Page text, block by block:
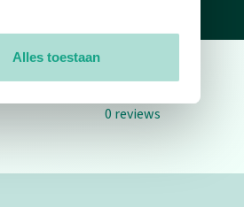
Alles toestaan
0 reviews